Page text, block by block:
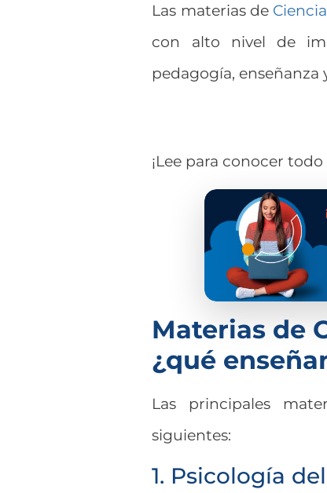
Las materias de
con alto nivel de
pedagogía,
¡Lee para conocer
Materias de
¿qué
Las principales
siguientes:
1. Psicología